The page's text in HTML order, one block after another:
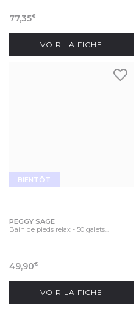
77,35€
VOIR LA FICHE
BIENTÔT
PEGGY SAGE
Bain de pieds relax - 50 galets...
49,90€
VOIR LA FICHE